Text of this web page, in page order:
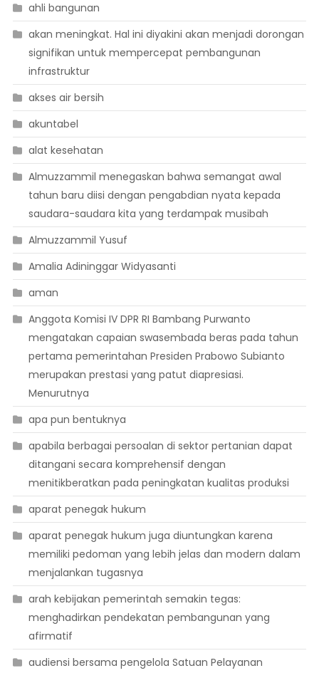
ahli bangunan
akan meningkat. Hal ini diyakini akan menjadi dorongan
signifikan untuk mempercepat pembangunan
infrastruktur
akses air bersih
akuntabel
alat kesehatan
Almuzzammil menegaskan bahwa semangat awal
tahun baru diisi dengan pengabdian nyata kepada
saudara-saudara kita yang terdampak musibah
Almuzzammil Yusuf
Amalia Adininggar Widyasanti
aman
Anggota Komisi IV DPR RI Bambang Purwanto
mengatakan capaian swasembada beras pada tahun
pertama pemerintahan Presiden Prabowo Subianto
merupakan prestasi yang patut diapresiasi.
Menurutnya
apa pun bentuknya
apabila berbagai persoalan di sektor pertanian dapat
ditangani secara komprehensif dengan
menitikberatkan pada peningkatan kualitas produksi
aparat penegak hukum
aparat penegak hukum juga diuntungkan karena
memiliki pedoman yang lebih jelas dan modern dalam
menjalankan tugasnya
arah kebijakan pemerintah semakin tegas:
menghadirkan pendekatan pembangunan yang
afirmatif
audiensi bersama pengelola Satuan Pelayanan